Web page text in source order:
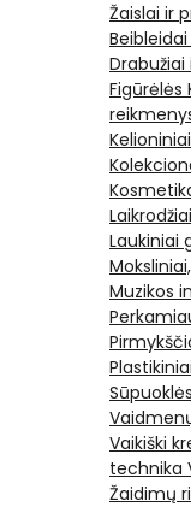
Žaislai ir
Beibleidai
Figūrėlės
Laukiniai
Muzikos
Sūpuoklės
Vaikiški
technika
Žaidimų